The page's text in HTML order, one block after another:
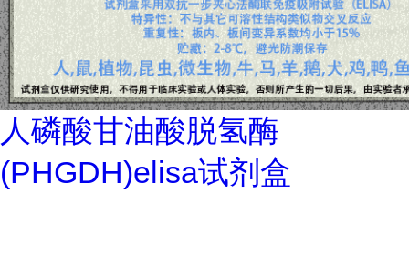
人磷酸甘油酸脱氢酶
(PHGDH)elisa试剂盒